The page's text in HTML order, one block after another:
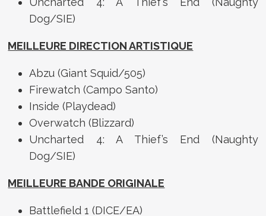
Dog/SIE)
MEILLEURE DIRECTION ARTISTIQUE
Abzu (Giant Squid/505)
Firewatch (Campo Santo)
Inside (Playdead)
Overwatch (Blizzard)
Uncharted 4: A Thief’s End (Naughty
Dog/SIE)
MEILLEURE BANDE ORIGINALE
Battlefield 1 (DICE/EA)